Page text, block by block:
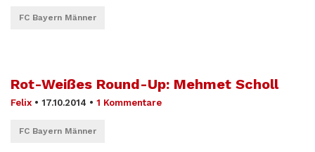
FC Bayern Männer
Rot-Weißes Round-Up: Mehmet Scholl
Felix • 17.10.2014 • 1 Kommentare
FC Bayern Männer